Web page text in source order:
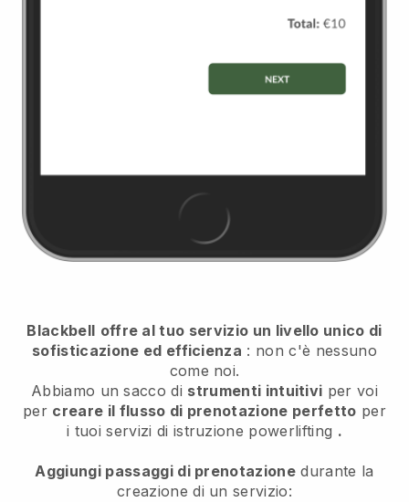
Blackbell offre al tuo servizio un livello unico di
sofisticazione ed efficienza : non c'è nessuno
come noi.
Abbiamo un sacco di strumenti intuitivi per voi
per creare il flusso di prenotazione perfetto per
i tuoi servizi di istruzione powerlifting .
Aggiungi passaggi di prenotazione durante la
creazione di un servizio: